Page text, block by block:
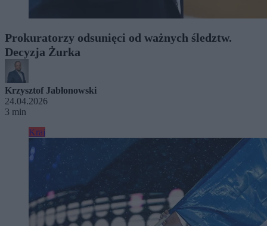
Prokuratorzy odsunięci od ważnych śledztw.
Decyzja Żurka
Krzysztof Jabłonowski
24.04.2026
3 min
Kraj